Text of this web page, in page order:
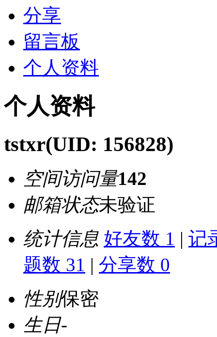
分享
留言板
个人资料
个人资料
tstxr(UID: 156828)
空间访问量142
邮箱状态未验证
统计信息 好友数 1 | 记
题数 31 | 分享数 0
性别保密
生日-